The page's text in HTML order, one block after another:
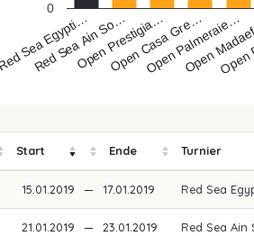
Red Sea Egypti…
Red Sea Ain So…
Open Prestigia…
Open Casa Gre…
Open Palmeraie…
Open
0
Start Ende Turnier
15.01.2019 — 17.01.2019 Red Sea
21.01.2019 — 23.01.2019 Red Sea Ain